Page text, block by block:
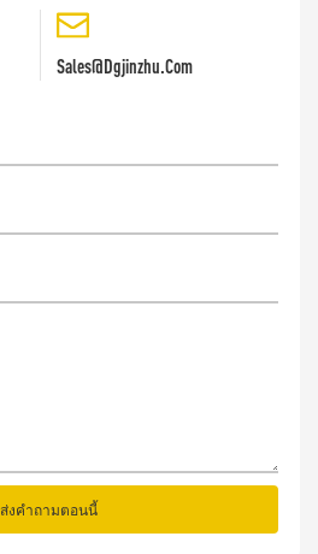
Sales@dgjinzhu.com
ส่งคำถามตอนนี้